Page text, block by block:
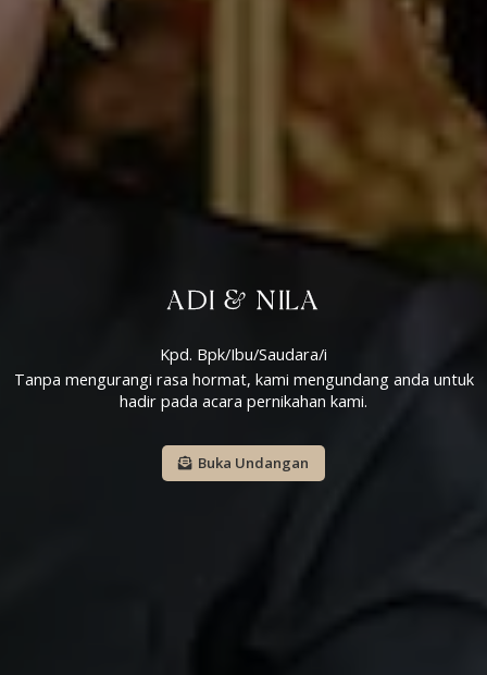
ADI & NILA
Kpd. Bpk/Ibu/Saudara/i
Tanpa mengurangi rasa hormat, kami mengundang anda untuk
hadir pada acara pernikahan kami.
Buka Undangan